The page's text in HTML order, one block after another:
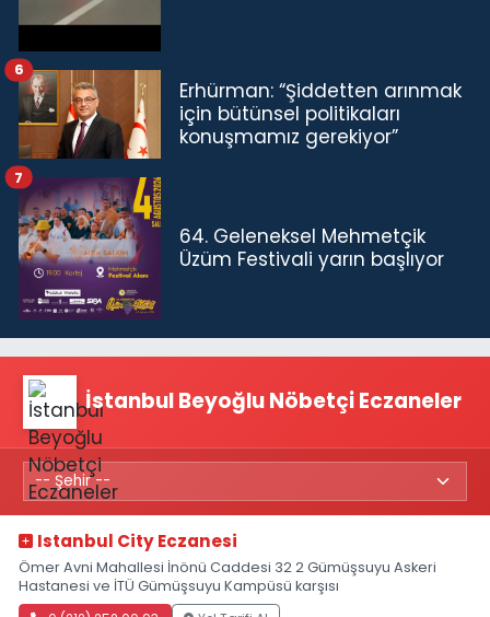
Erhürman: “Şiddetten arınmak
için bütünsel politikaları
konuşmamız gerekiyor”
6
64. Geleneksel Mehmetçik
Üzüm Festivali yarın başlıyor
7
İstanbul Beyoğlu Nöbetçi Eczaneler
Istanbul City Eczanesi
Ömer Avni Mahallesi İnönü Caddesi 32 2 Gümüşsuyu Askeri
Hastanesi ve İTÜ Gümüşsuyu Kampüsü karşısı